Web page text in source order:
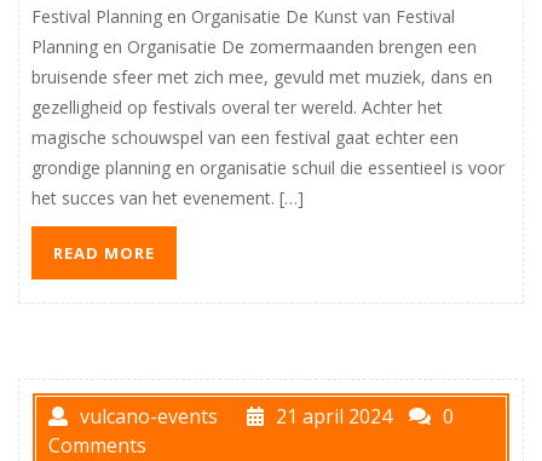
Festival Planning en Organisatie De Kunst van Festival
Planning en Organisatie De zomermaanden brengen een
bruisende sfeer met zich mee, gevuld met muziek, dans en
gezelligheid op festivals overal ter wereld. Achter het
magische schouwspel van een festival gaat echter een
grondige planning en organisatie schuil die essentieel is voor
het succes van het evenement. […]
READ MORE
vulcano-events 21 april 2024
0
Comments